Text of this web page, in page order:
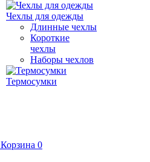
Чехлы для одежды
Длинные чехлы
Короткие
чехлы
Наборы чехлов
Термосумки
Корзина 0